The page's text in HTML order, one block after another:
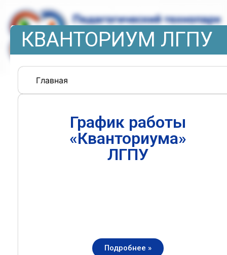
КВАНТОРИУМ ЛГПУ
Главная
График работы
«Кванториума»
ЛГПУ
Подробнее »